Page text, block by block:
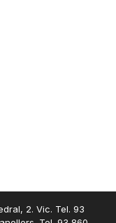
2. Vic. Tel. 93